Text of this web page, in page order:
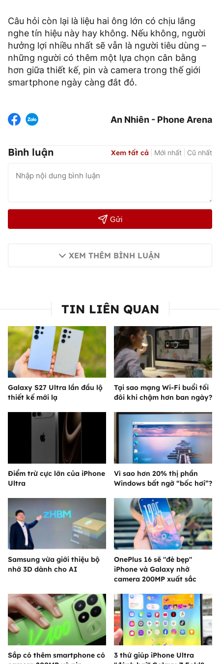
Câu hỏi còn lại là liệu hai ông lớn có chịu lắng
nghe tín hiệu này hay không. Nếu không, người
hưởng lợi nhiều nhất sẽ vẫn là người tiêu dùng –
những người có thêm một lựa chọn cân bằng
hơn giữa thiết kế, pin và camera trong thế giới
smartphone ngày càng đắt đỏ.
An Nhiên - Phone Arena
Bình luận Xem tất cả Mới nhất Cũ nhất
Gửi
XEM THÊM BÌNH LUẬN
TIN LIÊN QUAN
Galaxy S27 Ultra lần đầu lộ
thiết kế mới lạ
Tại sao mạng Wi-Fi buổi tối
đôi khi chậm hơn ban ngày?
Điểm trừ cực lớn của iPhone
Ultra
Vì sao hơn 20% thị phần
Windows bất ngờ “bốc hơi”?
Samsung vừa giới thiệu bộ
nhớ 3D dành cho AI
OnePlus 16 sẽ "đè bẹp"
iPhone và Galaxy nhờ
camera 200MP xuất sắc
Sắp có thêm smartphone có
3 thứ giúp iPhone Ultra